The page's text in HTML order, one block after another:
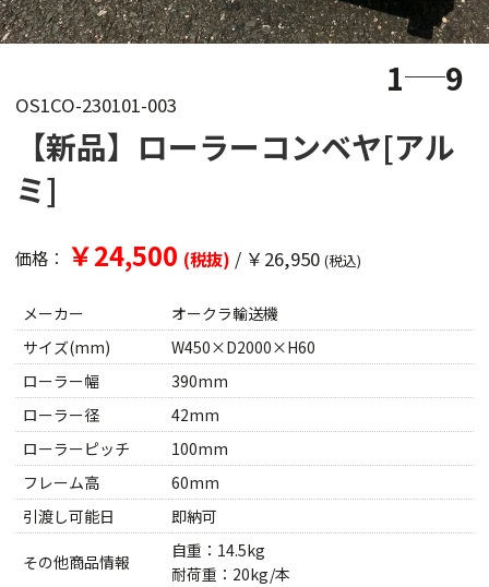
1 9
OS1CO-230101-003
【新品】ローラーコンベヤ[アル
ミ]
価格： ￥24,500 (税抜) / ￥26,950 (税込)
メーカー
オークラ輸送機
サイズ(mm)
W450×D2000×H60
ローラー幅
390mm
ローラー径
42mm
ローラーピッチ
100mm
フレーム高
60mm
引渡し可能日
即納可
その他商品情報
自重：14.5kg
耐荷重：20kg/本